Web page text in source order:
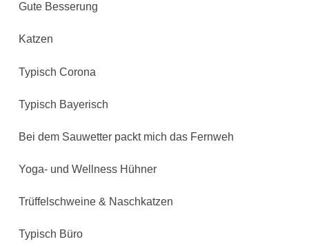
Gute Besserung
Katzen
Typisch Corona
Typisch Bayerisch
Bei dem Sauwetter packt mich das Fernweh
Yoga- und Wellness Hühner
Trüffelschweine & Naschkatzen
Typisch Büro